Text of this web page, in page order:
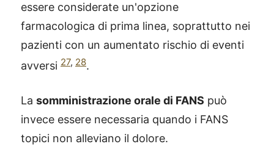
essere considerate un'opzione
farmacologica di prima linea, soprattutto nei
pazienti con un aumentato rischio di eventi
avversi 27, 28.
La somministrazione orale di FANS può
invece essere necessaria quando i FANS
topici non alleviano il dolore.